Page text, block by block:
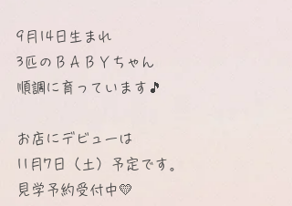
9月14日生まれ
3匹のＢＡＢＹちゃん
順調に育っています🎵
お店にデビューは
11月7日（土）予定です。
見学予約受付中💛